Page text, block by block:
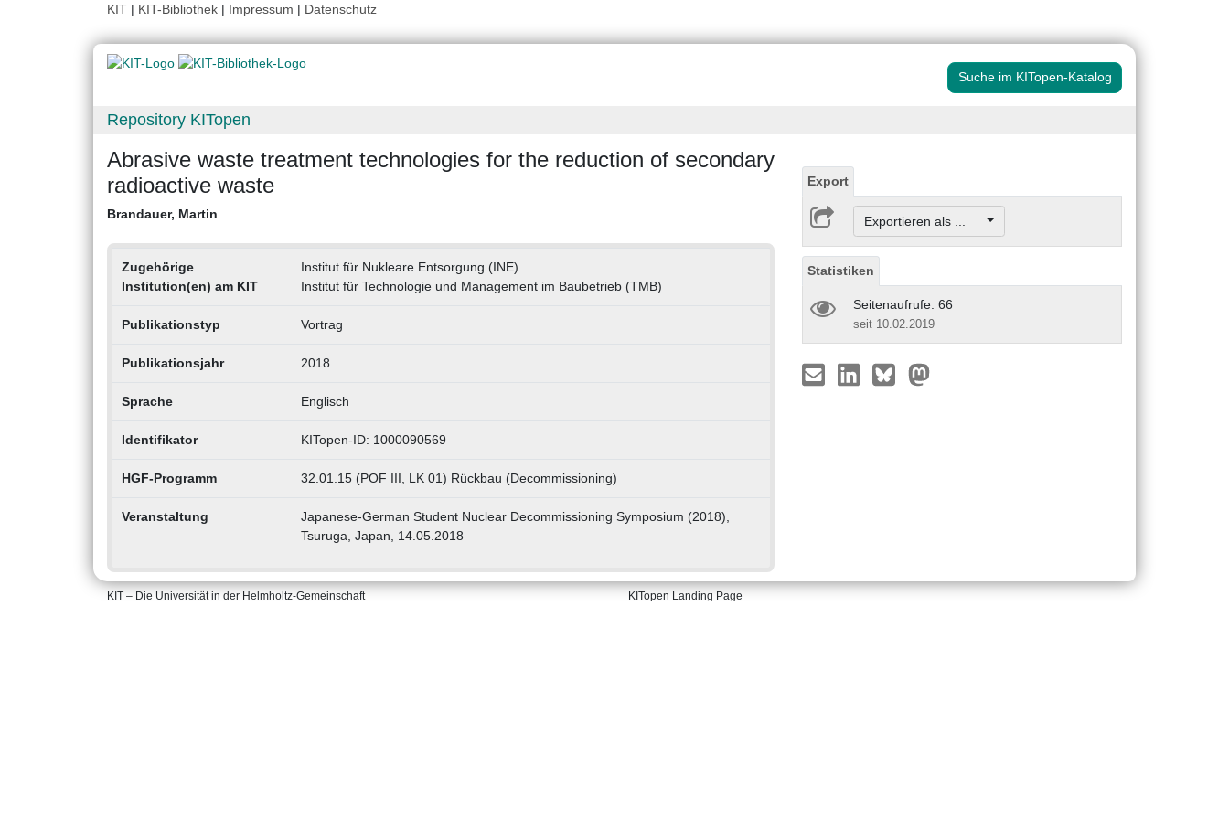
KIT | KIT-Bibliothek | Impressum | Datenschutz
Suche im KITopen-Katalog
Repository KITopen
Abrasive waste treatment technologies for the reduction of secondary
radioactive waste
Brandauer, Martin
Zugehörige
Institution(en) am KIT
Institut für Nukleare Entsorgung (INE)
Institut für Technologie und Management im Baubetrieb (TMB)
Publikationstyp Vortrag
Publikationsjahr 2018
Sprache Englisch
Identifikator KITopen-ID: 1000090569
HGF-Programm 32.01.15 (POF III, LK 01) Rückbau (Decommissioning)
Veranstaltung
Japanese-German Student Nuclear Decommissioning Symposium (2018),
Tsuruga, Japan, 14.05.2018
Export
Exportieren als ...
Statistiken
Seitenaufrufe: 66
seit 10.02.2019
KIT – Die Universität in der Helmholtz-Gemeinschaft KITopen Landing Page